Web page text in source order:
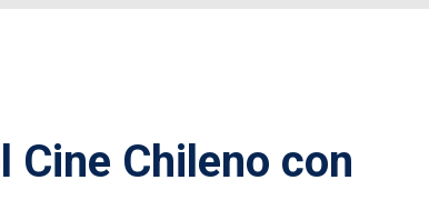
Cine Chileno con